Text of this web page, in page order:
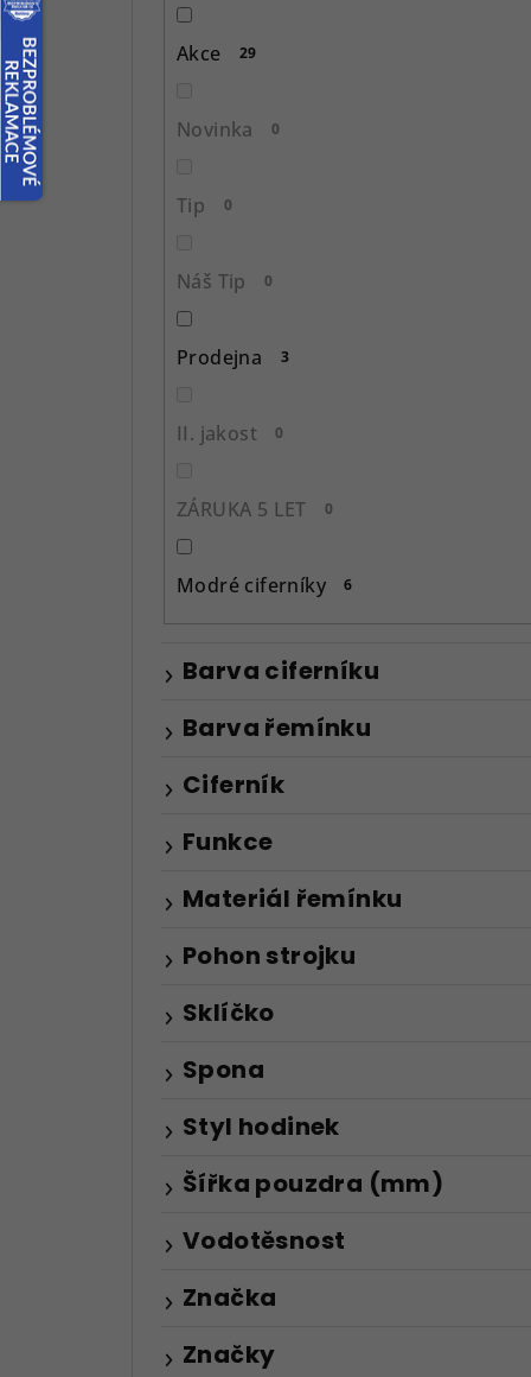
Akce 29
Novinka 0
Tip 0
Náš Tip 0
Prodejna 3
II. jakost 0
ZÁRUKA 5 LET 0
Modré ciferníky 6
Značky
Barva ciferníku
Barva řemínku
Ciferník
Funkce
Materiál řemínku
Pohon strojku
Sklíčko
Spona
Styl hodinek
Šířka pouzdra (mm)
Vodotěsnost
Značka